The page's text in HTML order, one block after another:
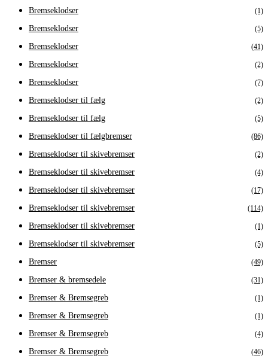
Bremseklodser (1)
Bremseklodser (5)
Bremseklodser (41)
Bremseklodser (2)
Bremseklodser (7)
Bremseklodser til fælg (2)
Bremseklodser til fælg (5)
Bremseklodser til fælgbremser (86)
Bremseklodser til skivebremser (2)
Bremseklodser til skivebremser (4)
Bremseklodser til skivebremser (17)
Bremseklodser til skivebremser (114)
Bremseklodser til skivebremser (1)
Bremseklodser til skivebremser (5)
Bremser (49)
Bremser & bremsedele (31)
Bremser & Bremsegreb (1)
Bremser & Bremsegreb (1)
Bremser & Bremsegreb (4)
Bremser & Bremsegreb (46)